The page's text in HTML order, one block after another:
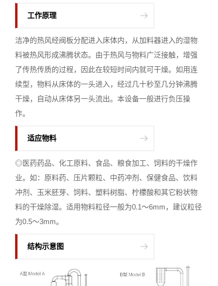
工作原理
洁净的热风经阀板分配进入床体内，从加料器进入的湿物
料被热风形成沸腾状态。由于热风与物料广泛接触，增强
了传热传质的过程，因此在较短时间内就可干燥。如用连
续型，物料从床体的一头进入，经过几十秒至几分钟沸腾
干燥，自动从床体另一头流出。本设备一般进行负压操
作。
适应物料
◎医药药品、化工原料、食品、粮食加工、饲料的干燥作
业。如：原料药、压片颗粒、中药冲剂、保健食品、饮料
冲剂、玉米胚芽、饲料、塑料树脂、柠檬酸和其它粉状物
料的干燥除湿。适用物料粒径一般为0.1～6mm，建议粒径
为0.5～3mm。
结构示意图